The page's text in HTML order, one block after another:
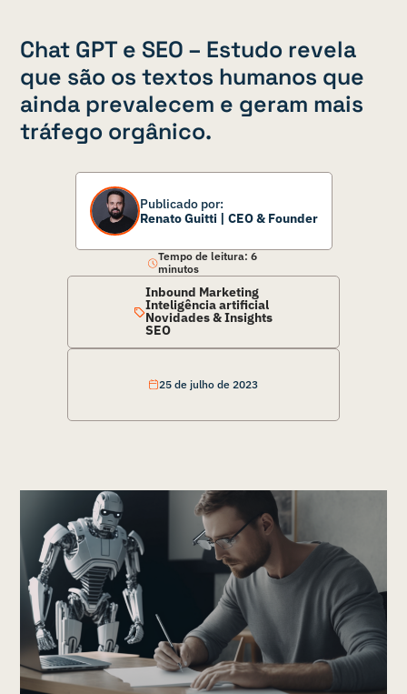
Chat GPT e SEO – Estudo revela
que são os textos humanos que
ainda prevalecem e geram mais
tráfego orgânico.
Publicado por:
Renato Guitti | CEO & Founder
Tempo de leitura: 6
minutos
Inbound Marketing
Inteligência artificial
Novidades & Insights
SEO
25 de julho de 2023